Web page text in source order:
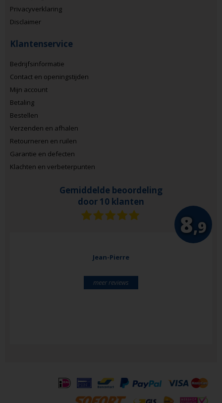
Privacyverklaring
Disclaimer
Klantenservice
Bedrijfsinformatie
Contact en openingstijden
Mijn account
Betaling
Bestellen
Verzenden en afhalen
Retourneren en ruilen
Garantie en defecten
Klachten en verbeterpunten
Gemiddelde beoordeling
door 10 klanten
8,9
Jean-Pierre
meer reviews